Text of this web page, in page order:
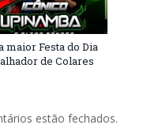
maior Festa do Dia
de Colares
estão fechados.